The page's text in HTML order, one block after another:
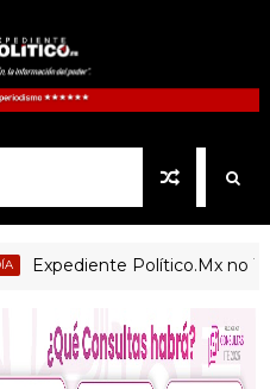
Político.Mx no 1126